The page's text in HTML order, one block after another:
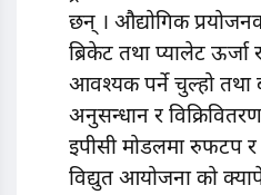
छन् । औद्योगिक
ब्रिकेट तथा प्यालेट ऊर्जा
आवश्यक पर्ने चुल्हो तथा
अनुसन्धान र
इपीसी मोडलमा रुफटप र
विद्युत आयोजना को